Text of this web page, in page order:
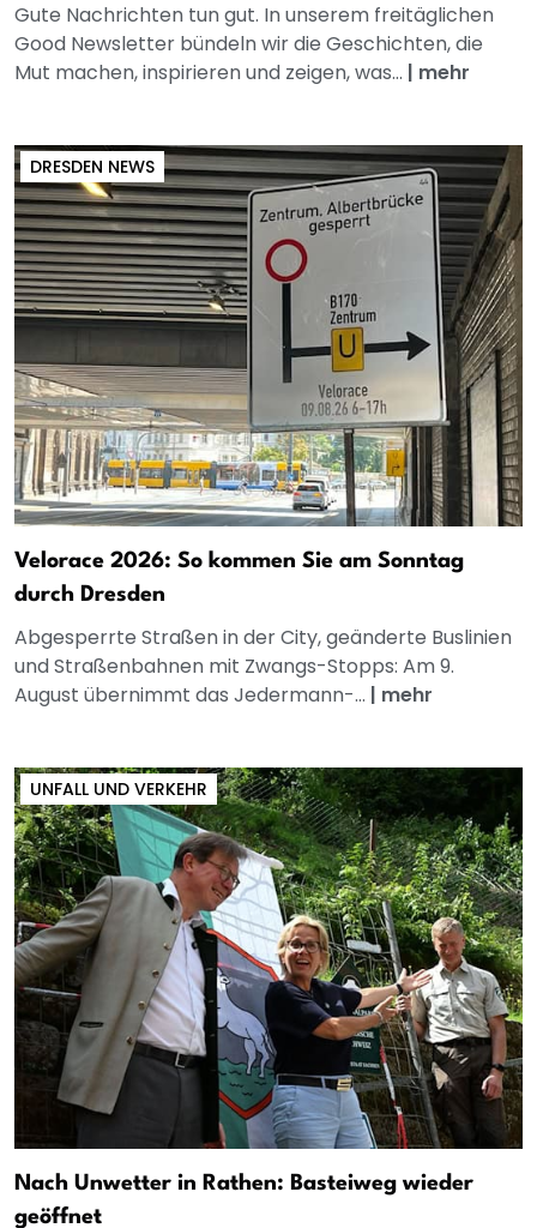
Gute Nachrichten tun gut. In unserem freitäglichen
Good Newsletter bündeln wir die Geschichten, die
Mut machen, inspirieren und zeigen, was... | mehr
DRESDEN NEWS
Velorace 2026: So kommen Sie am Sonntag
durch Dresden
Abgesperrte Straßen in der City, geänderte Buslinien
und Straßenbahnen mit Zwangs-Stopps: Am 9.
August übernimmt das Jedermann-... | mehr
UNFALL UND VERKEHR
Nach Unwetter in Rathen: Basteiweg wieder
geöffnet